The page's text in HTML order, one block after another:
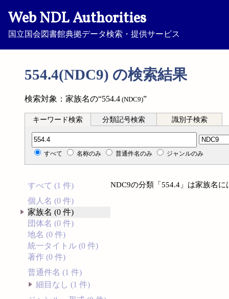
Web NDL Authorities
国立国会図書館典拠データ検索・提供サービス
554.4(NDC9) の検索結果
検索対象：家族名の“554.4 (NDC9)”
キーワード検索 分類記号検索 識別子検索
分類記号検索
すべて 名称のみ 普通件名のみ ジャンルのみ
すべて (1 件)
個人名 (0 件)
家族名 (0 件)
団体名 (0 件)
地名 (0 件)
統一タイトル (0 件)
著作 (0 件)
普通件名 (1 件)
細目なし (1 件)
NDC9の分類「554.4」は家族名